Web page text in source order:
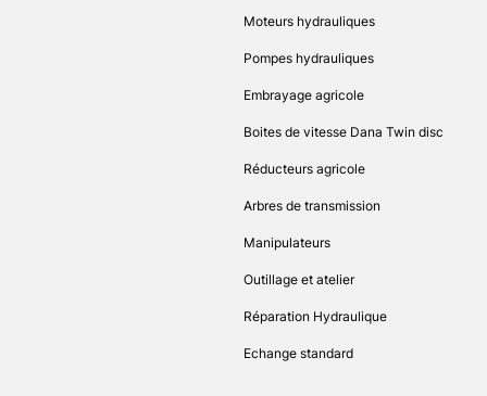
Moteurs hydrauliques
Pompes hydrauliques
Embrayage agricole
Boites de vitesse Dana Twin disc
Réducteurs agricole
Arbres de transmission
Manipulateurs
Outillage et atelier
Réparation Hydraulique
Echange standard